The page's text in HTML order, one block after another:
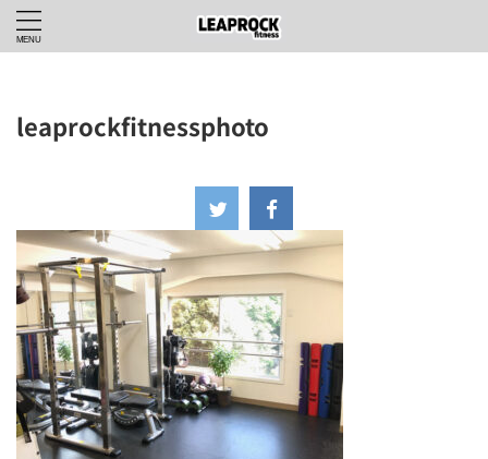
leaprockfitnessphoto